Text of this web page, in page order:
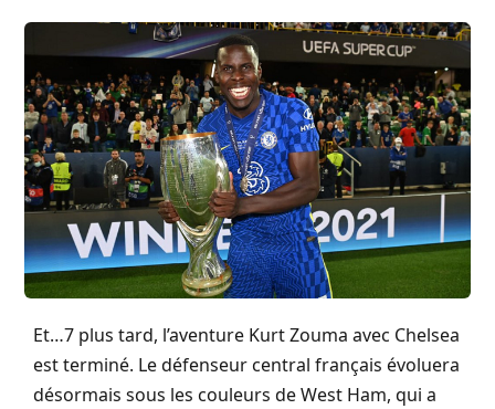
Et…7 plus tard, l’aventure Kurt Zouma avec Chelsea
est terminé. Le défenseur central français évoluera
désormais sous les couleurs de West Ham, qui a